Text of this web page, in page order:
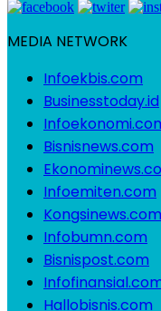
MEDIA NETWORK
Infoekbis.com
Businesstoday.id
Bisnisnews.com
Infoemiten.com
Kongsinews.com
Infobumn.com
Bisnispost.com
Hallobisnis.com